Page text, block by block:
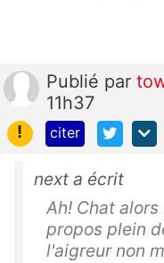
Publié par
11h37
!
citer
next a écrit
Ah! Chat
propos plein
l'aigreur non